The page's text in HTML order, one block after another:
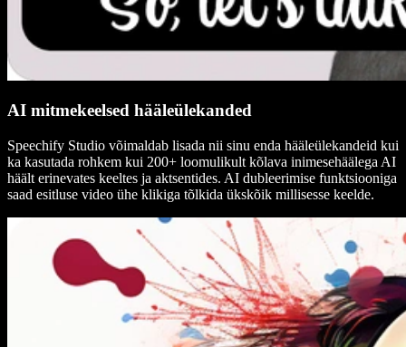
AI mitmekeelsed hääleülekanded
Speechify Studio võimaldab lisada nii sinu enda hääleülekandeid kui
ka kasutada rohkem kui 200+ loomulikult kõlava inimesehäälega AI
häält erinevates keeltes ja aktsentides. AI dubleerimise funktsiooniga
saad esitluse video ühe klikiga tõlkida ükskõik millisesse keelde.